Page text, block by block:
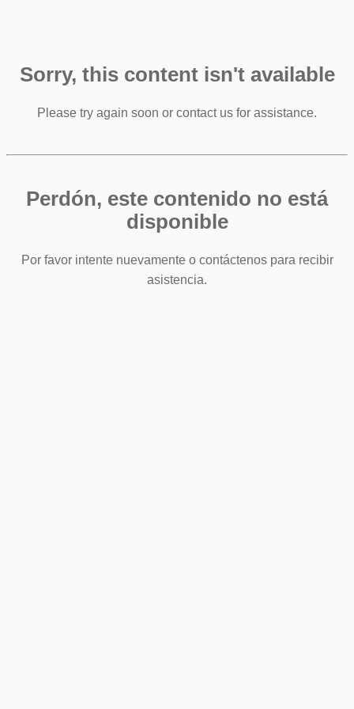
Sorry, this content isn't available
Please try again soon or contact us for assistance.
Perdón, este contenido no está
disponible
Por favor intente nuevamente o contáctenos para recibir
asistencia.